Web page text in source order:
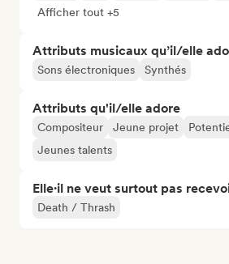
Afficher tout +5
Attributs musicaux qu’il/elle
Sons électroniques Synthés
Attributs qu'il/elle adore
Compositeur Jeune projet
Jeunes talents
Elle·il ne veut surtout pas
Death / Thrash